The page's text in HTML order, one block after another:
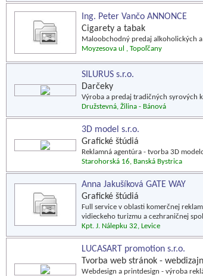
Ing. Peter Vančo ANNONCE
Cigarety a tabak
Maloobchodný predaj alkoholických
Moyzesova ul , Topoľčany
SILURUS s.r.o.
Darčeky
Výroba a predaj tradičných syrových
Družstevná, Žilina - Bánová
3D model s.r.o.
Grafické štúdiá
Reklamná agentúra - tvorba 3D
Starohorská 16, Banská Bystrica
Anna Jakušíková GATE WAY
Grafické štúdiá
Full service v oblasti komerčnej
vidieckeho turizmu a cezhraničnej
Kpt. J. Nálepku 32, Levice
LUCASART promotion s.r.o.
Tvorba web stránok - webdizajn
Webdesign a printdesign - výroba